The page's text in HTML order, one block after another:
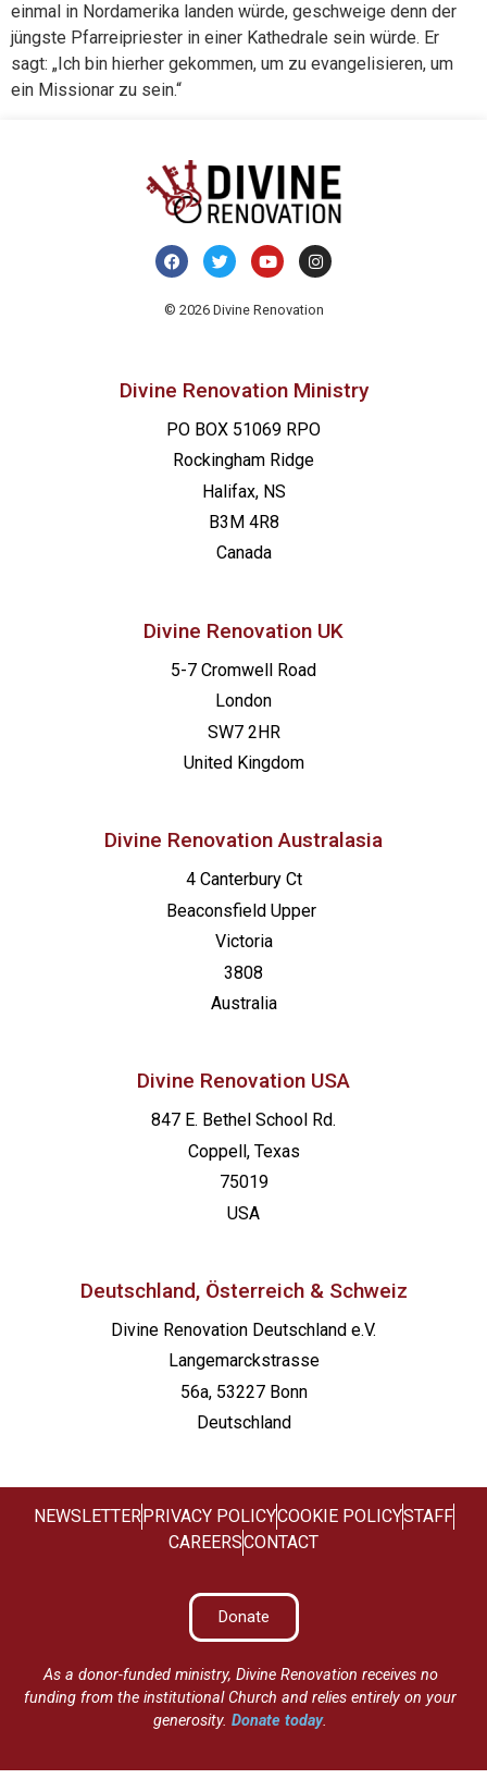
einmal in Nordamerika landen würde, geschweige denn der
jüngste Pfarreipriester in einer Kathedrale sein würde. Er
sagt: „Ich bin hierher gekommen, um zu evangelisieren, um
ein Missionar zu sein.“
© 2026 Divine Renovation
Divine Renovation Ministry
PO BOX 51069 RPO
Rockingham Ridge
Halifax, NS
B3M 4R8
Canada
Divine Renovation UK
5-7 Cromwell Road
London
SW7 2HR
United Kingdom
Divine Renovation Australasia
4 Canterbury Ct
Beaconsfield Upper
Victoria
3808
Australia
Divine Renovation USA
847 E. Bethel School Rd.
Coppell, Texas
75019
USA
Deutschland, Österreich & Schweiz
Divine Renovation Deutschland e.V.
Langemarckstrasse
56a, 53227 Bonn
Deutschland
NEWSLETTERPRIVACY POLICYCOOKIE POLICYSTAFF
CAREERSCONTACT
Donate
As a donor-funded ministry, Divine Renovation receives no
funding from the institutional Church and relies entirely on your
generosity.Donate today.